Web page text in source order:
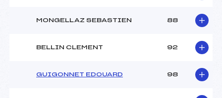
MONGELLAZ SEBASTIEN 88
BELLIN CLEMENT 92
GUIGONNET EDOUARD 98